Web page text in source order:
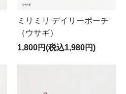
ミリミリ デイリーポーチ
（ウサギ）
1,800円(税込1,980円)